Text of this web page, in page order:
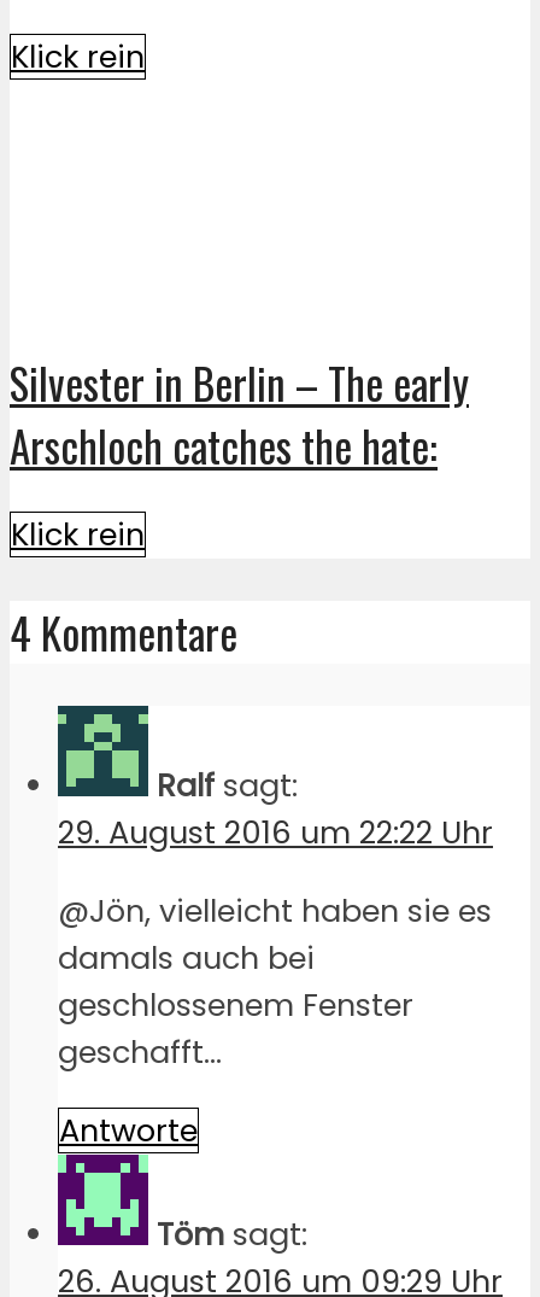
Klick rein
Silvester in Berlin – The early
Arschloch catches the hate:
Klick rein
4 Kommentare
Ralf sagt:
29. August 2016 um 22:22 Uhr
@Jön, vielleicht haben sie es
damals auch bei
geschlossenem Fenster
geschafft…
Antworte
Töm sagt:
26. August 2016 um 09:29 Uhr